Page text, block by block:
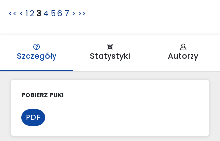
<< < 1 2 3 4 56 7 > >>
Szczegóły Statystyki Autorzy
POBIERZ PLIKI
PDF